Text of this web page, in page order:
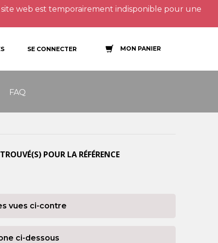
web est temporairement indisponible pour une
SE CONNECTER MON PANIER
FAQ
POUR LA RÉFÉRENCE
vues ci-contre
ci-dessous